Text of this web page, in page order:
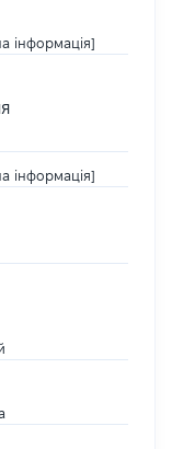
інформація]
інформація]